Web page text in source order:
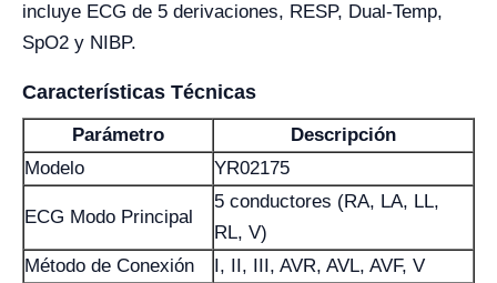
incluye ECG de 5 derivaciones, RESP, Dual-Temp,
SpO2 y NIBP.
Características Técnicas
Parámetro
Descripción
Modelo
YR02175
ECG Modo Principal
5 conductores (RA, LA, LL,
RL, V)
Método de Conexión
I, II, III, AVR, AVL, AVF, V